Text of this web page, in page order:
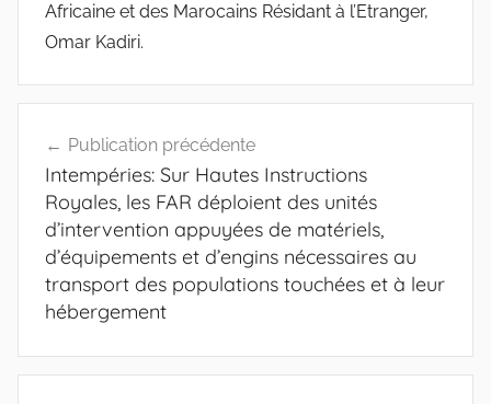
Africaine et des Marocains Résidant à l’Etranger,
Omar Kadiri.
de
l’article
Publication précédente
Intempéries: Sur Hautes Instructions
Royales, les FAR déploient des unités
d’intervention appuyées de matériels,
d’équipements et d’engins nécessaires au
transport des populations touchées et à leur
hébergement